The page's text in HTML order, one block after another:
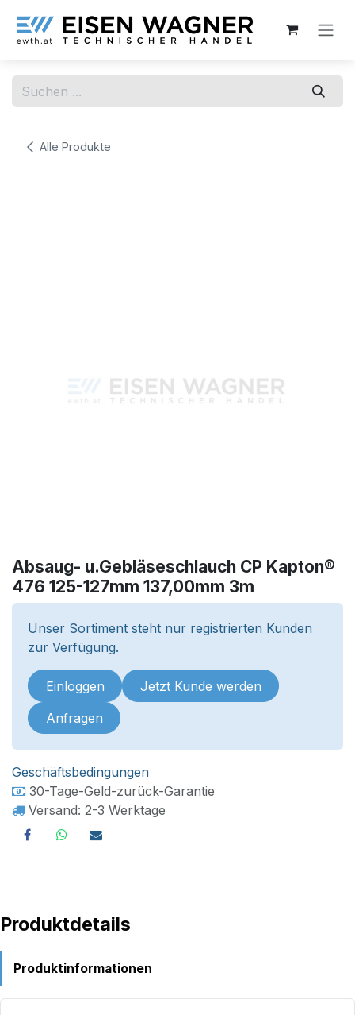
Alle Produkte
Absaug- u.Gebläseschlauch CP Kapton®
476 125-127mm 137,00mm 3m
Unser Sortiment steht nur registrierten Kunden
zur Verfügung.
Einloggen Jetzt Kunde werden
Anfragen
Geschäftsbedingungen
30-Tage-Geld-zurück-Garantie
Versand: 2-3 Werktage
Produktdetails
Produktinformationen